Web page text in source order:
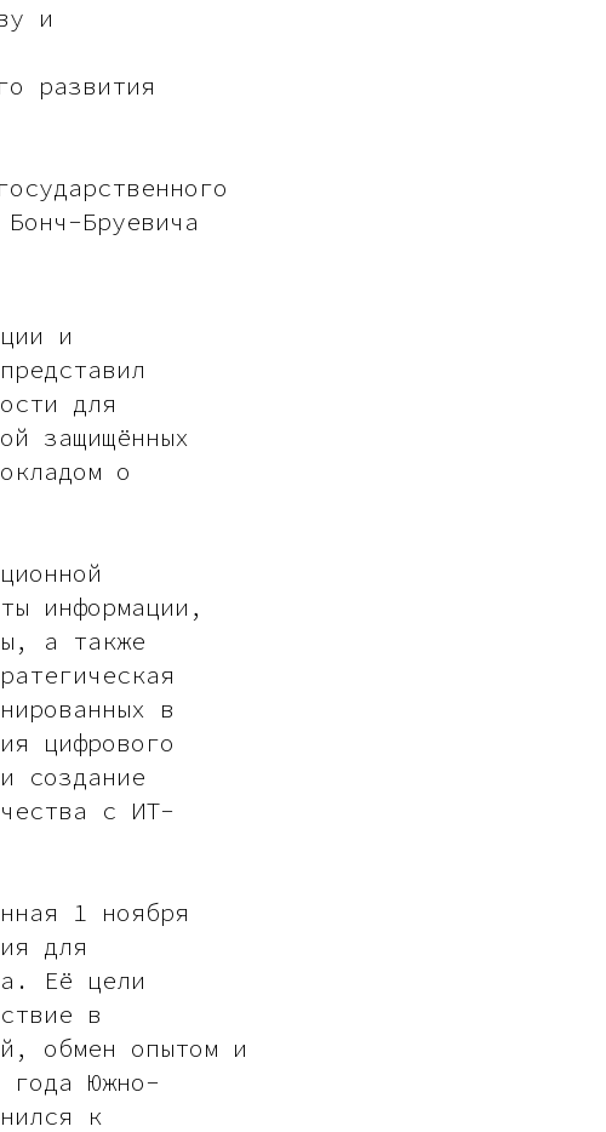
и
развития
Бруевича
и
для
защищённых
о
информации,
а также
в
цифрового
создание
с ИТ-
1 ноября
для
Её цели
в
обмен опытом и
года Южно-
к